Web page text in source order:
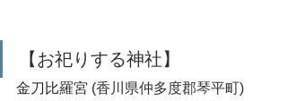
【お祀りする神社】
金刀比羅宮 (香川県仲多度郡琴平町)